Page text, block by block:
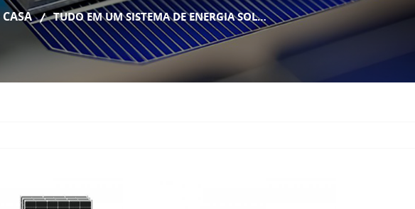
CASA TUDO EM UM SISTEMA DE ENERGIA SOLAR INVERSOR